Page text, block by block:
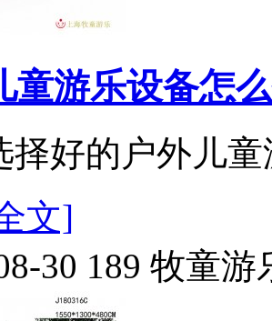
童游乐设备怎
择好的户外儿
文]
30 189 牧童游